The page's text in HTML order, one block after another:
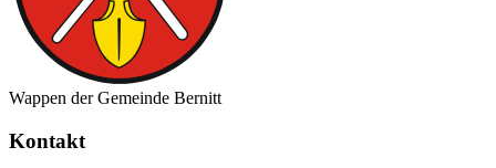
Wappen der Gemeinde Bernitt
Kontakt